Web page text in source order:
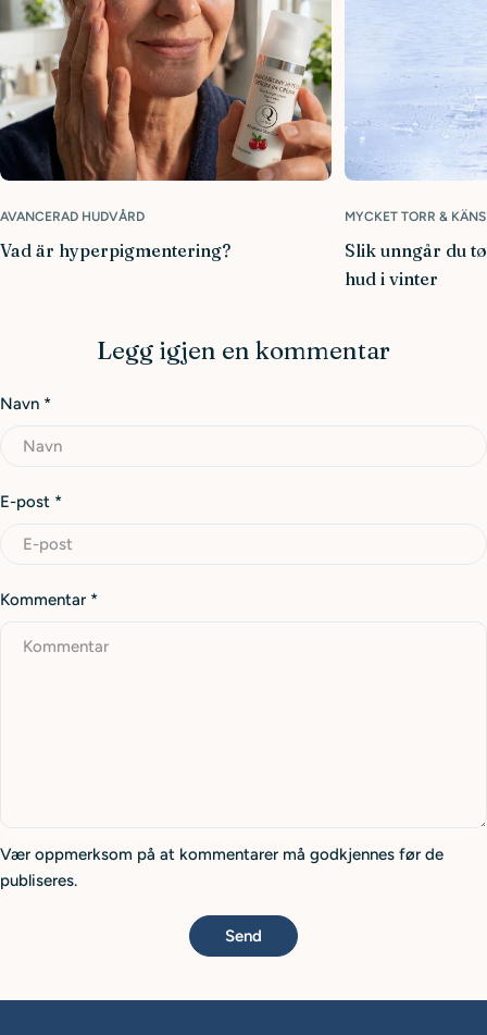
AVANCERAD HUDVÅRD
Vad är hyperpigmentering?
MYCKET TORR &
Slik unngår du
hud i vinter
Legg igjen en kommentar
Navn *
E-post *
Kommentar *
Vær oppmerksom på at kommentarer må godkjennes før de
publiseres.
Send